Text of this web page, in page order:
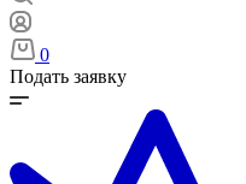
0
Подать заявку